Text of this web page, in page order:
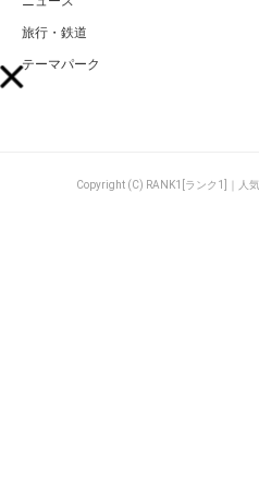
旅行・鉄道
テーマパーク
Copyright (C) RANK1[ランク1]｜人